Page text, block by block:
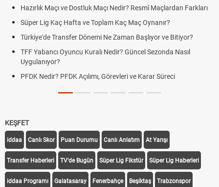
Maçlardan Farkları
Oynanır?
ve Bitiyor?
Sezonda Nasıl
Karar Süreci
Puan Durumunda AG, OM ve Diğer
Skor Ne Demek? Sporda Skor ve Sonuç
Futbol Nasıl Oynanır? Temel Futbol
Deplasman Golü Kuralı Nedir? Hangi
DGS Sonuçları Ne Zaman Açıklanacak
KEŞFET
iddaa Canlı Skor Puan Durumu Canlı Anlatım At Yarışı
Transfer Haberleri TV'de Bugün Süper Lig Fikstür Süper Lig Haberleri